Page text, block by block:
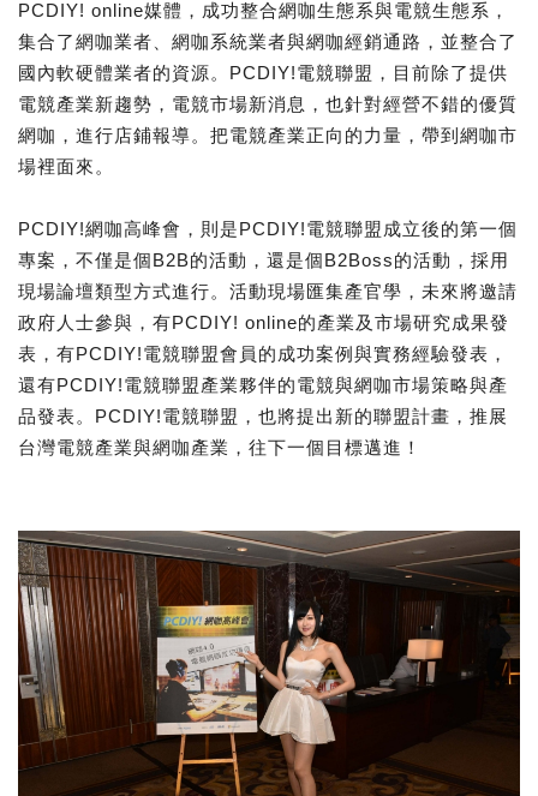
PCDIY! online媒體，成功整合網咖生態系與電競生態系，
集合了網咖業者、網咖系統業者與網咖經銷通路，並整合了
國內軟硬體業者的資源。PCDIY!電競聯盟，目前除了提供
電競產業新趨勢，電競市場新消息，也針對經營不錯的優質
網咖，進行店鋪報導。把電競產業正向的力量，帶到網咖市
場裡面來。
PCDIY!網咖高峰會，則是PCDIY!電競聯盟成立後的第一個
專案，不僅是個B2B的活動，還是個B2Boss的活動，採用
現場論壇類型方式進行。活動現場匯集產官學，未來將邀請
政府人士參與，有PCDIY! online的產業及市場研究成果發
表，有PCDIY!電競聯盟會員的成功案例與實務經驗發表，
還有PCDIY!電競聯盟產業夥伴的電競與網咖市場策略與產
品發表。PCDIY!電競聯盟，也將提出新的聯盟計畫，推展
台灣電競產業與網咖產業，往下一個目標邁進！